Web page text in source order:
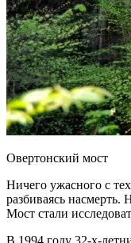
Овертонский мост
Ничего ужасного с
разбиваясь насмерть.
Мост стали
В 1994 году 32-х-